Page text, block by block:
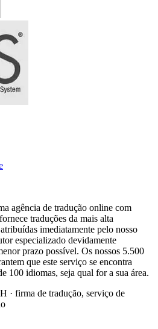
agência de tradução online com
traduções da mais alta
imediatamente pelo nosso
especializado devidamente
prazo possível. Os nossos 5.500
que este serviço se encontra
100 idiomas, seja qual for a sua área.
· firma de tradução, serviço de